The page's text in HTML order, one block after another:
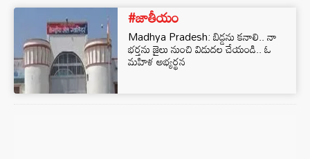
#జాతీయం
Madhya Pradesh: బిడ్డను కనాలి.. నా
భర్తను జైలు నుంచి విడుదల చేయండి.. ఓ
మహిళ అభ్యర్థన